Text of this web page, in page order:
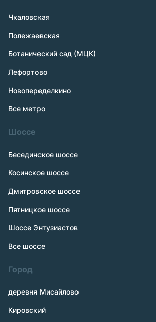
Чкаловская
Полежаевская
Ботанический сад (МЦК)
Лефортово
Новопеределкино
Все метро
Шоссе
Бесединское шоссе
Косинское шоссе
Дмитровское шоссе
Пятницкое шоссе
Шоссе Энтузиастов
Все шоссе
Город
деревня Мисайлово
Кировский